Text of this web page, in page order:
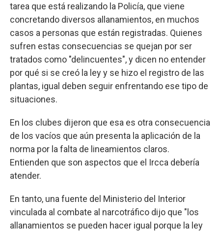
tarea que está realizando la Policía, que viene
concretando diversos allanamientos, en muchos
casos a personas que están registradas. Quienes
sufren estas consecuencias se quejan por ser
tratados como "delincuentes", y dicen no entender
por qué si se creó la ley y se hizo el registro de las
plantas, igual deben seguir enfrentando ese tipo de
situaciones.
En los clubes dijeron que esa es otra consecuencia
de los vacíos que aún presenta la aplicación de la
norma por la falta de lineamientos claros.
Entienden que son aspectos que el Ircca debería
atender.
En tanto, una fuente del Ministerio del Interior
vinculada al combate al narcotráfico dijo que "los
allanamientos se pueden hacer igual porque la ley